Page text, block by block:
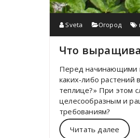
Sveta Огород
Что
Перед начинающими
каких-либо растений
теплице?» При этом
целесообразным и
требованиям?
Читать далее